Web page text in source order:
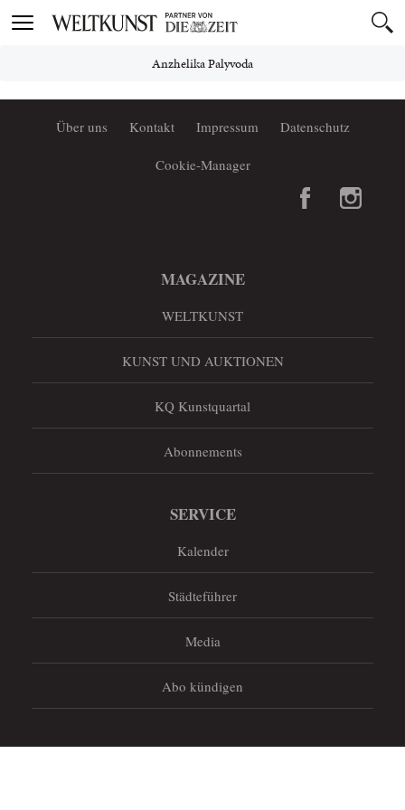
Toggle
Anzhelika Palyvoda
Über uns Kontakt Impressum Datenschutz
Cookie-Manager
MAGAZINE
WELTKUNST
KUNST UND AUKTIONEN
KQ Kunstquartal
Abonnements
SERVICE
Kalender
Städteführer
Media
Abo kündigen